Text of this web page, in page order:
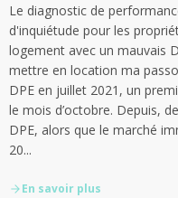
Le diagnostic de
d'inquiétude pour les
logement avec un mauvais
mettre en location ma
DPE en juillet 2021, un
le mois d’octobre. Depuis,
DPE, alors que le marché
20...
En savoir plus